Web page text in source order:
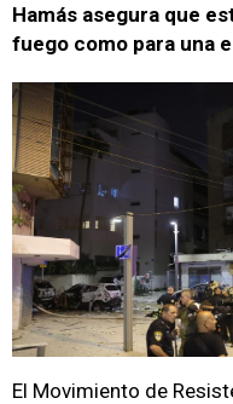
Hamás asegura que
fuego como para una
El Movimiento de